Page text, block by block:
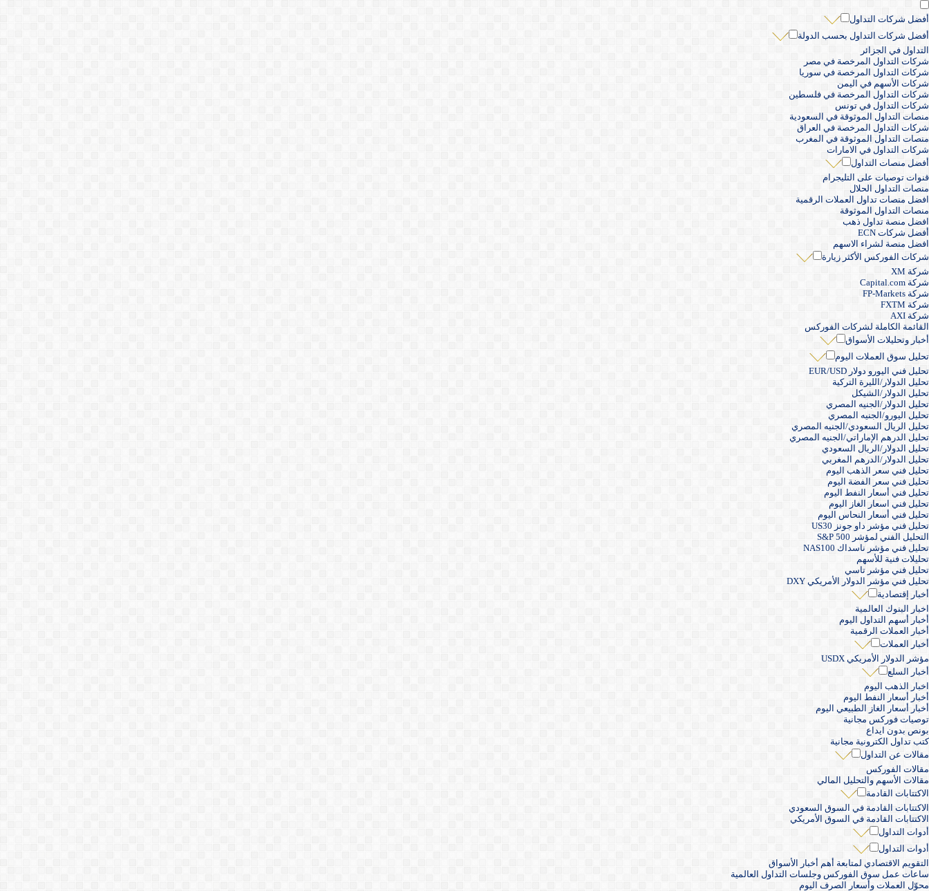
أفضل شركات التداول
أفضل شركات التداول بحسب الدولة
التداول في الجزائر
شركات التداول المرخصة في مصر
شركات التداول المرخصة في سوريا
شركات الأسهم في اليمن
شركات التداول المرخصة في فلسطين
شركات التداول في تونس
منصات التداول الموثوقة في السعودية
شركات التداول المرخصة في العراق
منصات التداول الموثوقة في المغرب
شركات التداول في الامارات
أفضل منصات التداول
قنوات توصيات على التليجرام
منصات التداول الحلال
افضل منصات تداول العملات الرقمية
منصات التداول الموثوقة
افضل منصة تداول ذهب
أفضل شركات ECN
افضل منصة لشراء الاسهم
شركات الفوركس الأكثر زيارة
شركة XM
شركة Capital.com
شركة FP-Markets
شركة FXTM
شركة AXI
القائمة الكاملة لشركات الفوركس
أخبار وتحليلات الأسواق
تحليل سوق العملات اليوم
تحليل فني اليورو دولار EUR/USD
تحليل الدولار/الليرة التركية
تحليل الدولار/الشيكل
تحليل الدولار/الجنيه المصري
تحليل اليورو/الجنيه المصري
تحليل الريال السعودي/الجنيه المصري
تحليل الدرهم الإماراتي/الجنيه المصري
تحليل الدولار/الريال السعودي
تحليل الدولار/الدرهم المغربي
تحليل فني سعر الذهب اليوم
تحليل فني سعر الفضة اليوم
تحليل فني أسعار النفط اليوم
تحليل فني اسعار الغاز اليوم
تحليل فني أسعار النحاس اليوم
تحليل فني مؤشر داو جونز US30
التحليل الفني لمؤشر S&P 500
تحليل فني مؤشر ناسداك NAS100
تحليلات فنية للأسهم
تحليل فني مؤشر تاسي
تحليل فني مؤشر الدولار الأمريكي DXY
أخبار إقتصادية
اخبار البنوك العالمية
أخبار أسهم التداول اليوم
أخبار العملات الرقمية
أخبار العملات
مؤشر الدولار الأمريكي USDX
أخبار السلع
اخبار الذهب اليوم
أخبار أسعار النفط اليوم
أخبار أسعار الغاز الطبيعي اليوم
توصيات فوركس مجانية
بونص بدون ايداع
كتب تداول الكترونية مجانية
مقالات عن التداول
مقالات الفوركس
مقالات الأسهم والتحليل المالي
الاكتتابات القادمة
الاكتتابات القادمة في السوق السعودي
الاكتتابات القادمة في السوق الأمريكي
أدوات التداول
أدوات التداول
التقويم الاقتصادي لمتابعة أهم أخبار الأسواق
ساعات عمل سوق الفوركس وجلسات التداول العالمية
محوّل العملات وأسعار الصرف اليوم